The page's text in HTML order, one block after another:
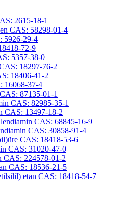
2615-18-1
CAS: 58298-01-4
5926-29-4
72-9
5357-38-0
18297-76-2
18406-41-2
16068-37-4
87135-01-1
CAS: 82985-35-1
CAS: 13497-18-2
CAS: 68845-16-9
CAS: 30858-91-4
CAS: 18418-53-6
CAS: 31020-47-0
CAS: 224578-01-2
CAS: 18536-21-5
etan CAS: 18418-54-7